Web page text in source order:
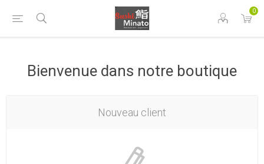
0
Bienvenue dans notre boutique
Nouveau client